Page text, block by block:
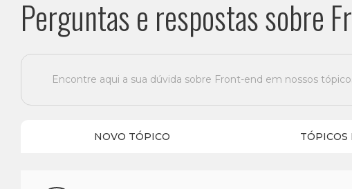
Perguntas e respostas sobre
Encontre aqui a sua dúvida sobre Front-end em nossos
NOVO TÓPICO TÓPICOS